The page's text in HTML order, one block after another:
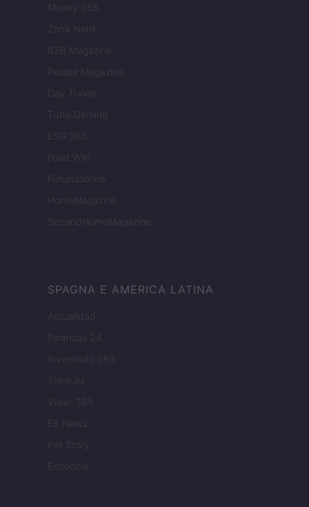
Money 365
Zona Nerd
B2B Magazine
People Magazine
Day Travel
Tutto Gaming
ESG 365
Food Wiki
FuturoDonna
HomeMagazine
SecondHomeMagazine
SPAGNA E AMERICA LATINA
Actualidad
Finanzas 24
Investindo 365
Think.es
Viajar 365
ES Newz
Pet Story
Encocina